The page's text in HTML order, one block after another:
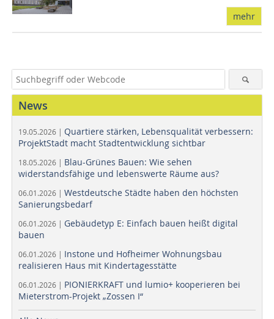
mehr
News
19.05.2026 | Quartiere stärken, Lebensqualität verbessern:
ProjektStadt macht Stadtentwicklung sichtbar
18.05.2026 | Blau-Grünes Bauen: Wie sehen
widerstandsfähige und lebenswerte Räume aus?
06.01.2026 | Westdeutsche Städte haben den höchsten
Sanierungsbedarf
06.01.2026 | Gebäudetyp E: Einfach bauen heißt digital
bauen
06.01.2026 | Instone und Hofheimer Wohnungsbau
realisieren Haus mit Kindertagesstätte
06.01.2026 | PIONIERKRAFT und lumio+ kooperieren bei
Mieterstrom-Projekt „Zossen I“